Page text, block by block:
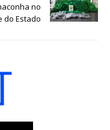
no
do Estado